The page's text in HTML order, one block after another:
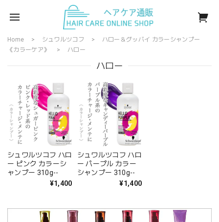
Home シュワルツコフ
ハロー＆グッバイ カラーシャンプー
《カラーケア》
ハロー
ハロー
シュワルツコフ ハロ
ー ピンク カラーシ
ャンプー 310g--
¥1,400
シュワルツコフ ハロ
ー パープル カラー
シャンプー 310g--
¥1,400